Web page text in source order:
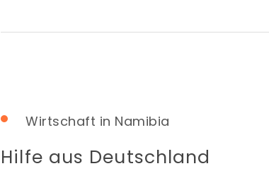
Wirtschaft in Namibia
Hilfe aus Deutschland